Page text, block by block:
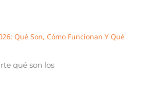
Qué Son, Cómo Funcionan Y Qué
qué son los